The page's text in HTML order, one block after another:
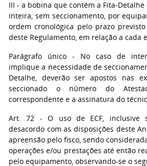
III - a bobina que contém a Fita-
inteira, sem seccionamento, por
ordem cronológica pelo prazo
deste Regulamento, em relação a cada
Parágrafo único - No caso de
implique a necessidade de
Detalhe, deverão ser apostos nas
seccionado o número do
correspondente e a assinatura do
Art. 72 - O uso de ECF, inclusive
desacordo com as disposições deste
apreensão pelo fisco, sendo
operações e/ou prestações até então
pelo equipamento, observando-se o